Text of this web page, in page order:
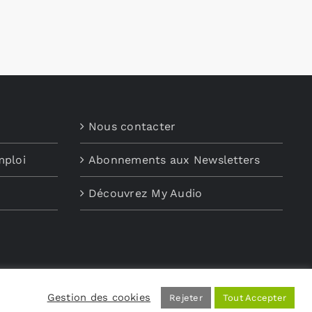
Nous contacter
Abonnements aux Newsletters
Découvrez My Audio
Gestion des cookies Rejeter Tout Accepter